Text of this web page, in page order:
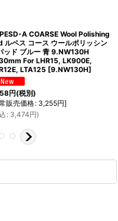
A COARSE Wool Polishing
ルペス コース ウールポリッシン
ッド ブルー 青 9.NW130H
For LHR15, LK900E,
LTA125 [9.NW130H]
円(税別)
販売価格: 3,255円]
: 3,474円)